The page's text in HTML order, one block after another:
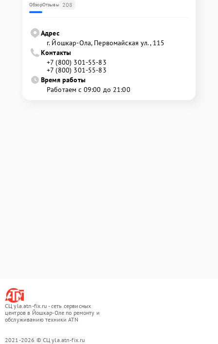
ОбзорОтзывы 208
Адрес
г. Йошкар-Ола, Первомайская ул., 115
Контакты
+7 (800) 301-55-83
+7 (800) 301-55-83
Время работы
Работаем с 09:00 до 21:00
СЦ yla.atn-fix.ru - сеть сервисных
центров в Йошкар-Оле по ремонту и
обслуживанию техники ATN
2021-2026 © СЦ yla.atn-fix.ru